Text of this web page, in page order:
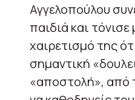
Αγγελοπούλου
παιδιά και
χαιρετισμό της
σημαντική
«αποστολή», από